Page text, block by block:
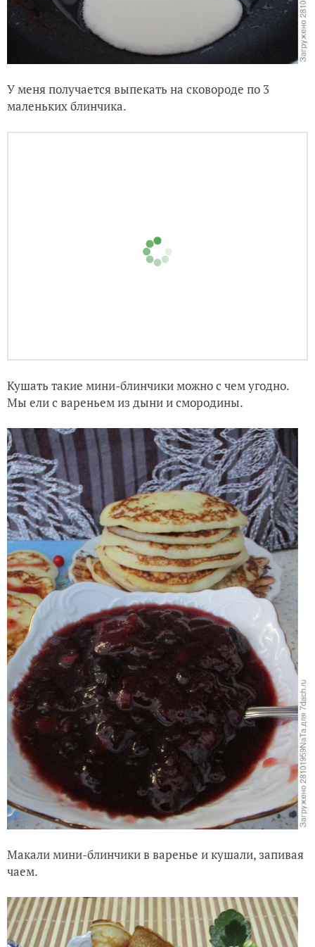
У меня получается выпекать на сковороде по 3
Кушать такие мини-блинчики можно с чем угодно.
Мы ели с вареньем из дыни и смородины.